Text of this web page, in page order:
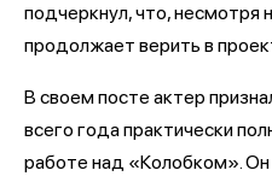
подчеркнул, что, несмотря
продолжает верить в
В своем посте актер
всего года практически
работе над «Колобком».